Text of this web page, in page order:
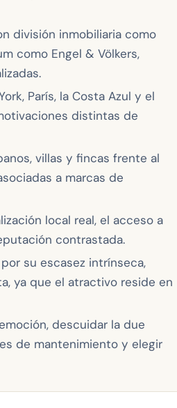
división inmobiliaria como
como Engel & Völkers,
París, la Costa Azul y el
distintas de
villas y fincas frente al
a marcas de
local real, el acceso a
contrastada.
su escasez intrínseca,
ya que el atractivo reside en
descuidar la due
de mantenimiento y elegir